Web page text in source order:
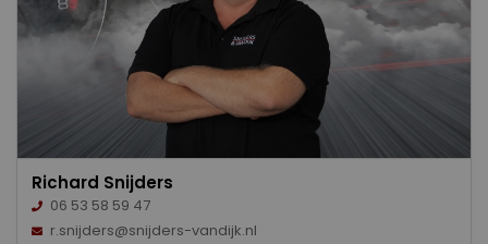
Richard Snijders
06 53 58 59 47
r.snijders@snijders-vandijk.nl